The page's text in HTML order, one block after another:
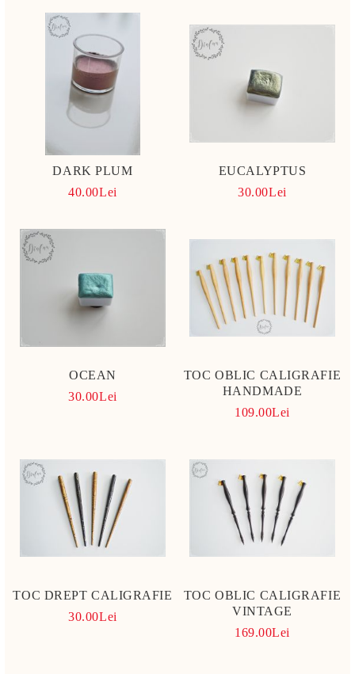
DARK PLUM
40.00Lei
EUCALYPTUS
30.00Lei
OCEAN
30.00Lei
TOC OBLIC CALIGRAFIE
HANDMADE
109.00Lei
TOC DREPT CALIGRAFIE
30.00Lei
TOC OBLIC CALIGRAFIE
VINTAGE
169.00Lei